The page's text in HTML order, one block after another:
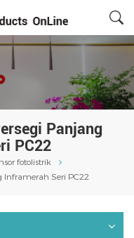
Panjang
PC22
fotolistrik
Inframerah Seri PC22